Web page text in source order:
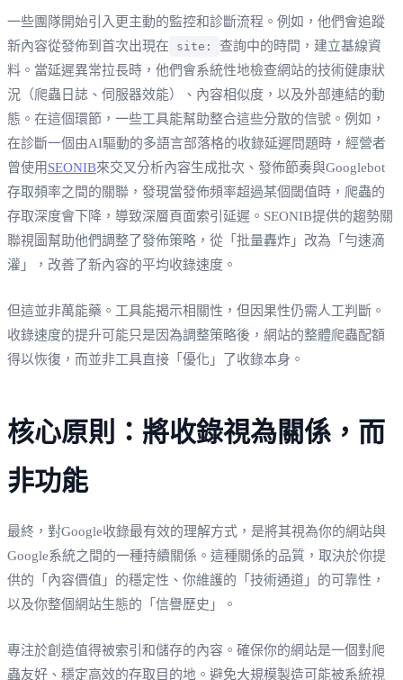
一些團隊開始引入更主動的監控和診斷流程。例如，他們會追蹤
新內容從發佈到首次出現在
site:
查詢中的時間，建立基線資
料。當延遲異常拉長時，他們會系統性地檢查網站的技術健康狀
況（爬蟲日誌、伺服器效能）、內容相似度，以及外部連結的動
態。在這個環節，一些工具能幫助整合這些分散的信號。例如，
在診斷一個由AI驅動的多語言部落格的收錄延遲問題時，經營者
曾使用SEONIB來交叉分析內容生成批次、發佈節奏與Googlebot
存取頻率之間的關聯，發現當發佈頻率超過某個閾值時，爬蟲的
存取深度會下降，導致深層頁面索引延遲。SEONIB提供的趨勢關
聯視圖幫助他們調整了發佈策略，從「批量轟炸」改為「勻速滴
灌」，改善了新內容的平均收錄速度。
但這並非萬能藥。工具能揭示相關性，但因果性仍需人工判斷。
收錄速度的提升可能只是因為調整策略後，網站的整體爬蟲配額
得以恢復，而並非工具直接「優化」了收錄本身。
核心原則：將收錄視為關係，而
非功能
最終，對Google收錄最有效的理解方式，是將其視為你的網站與
Google系統之間的一種持續關係。這種關係的品質，取決於你提
供的「內容價值」的穩定性、你維護的「技術通道」的可靠性，
以及你整個網站生態的「信譽歷史」。
專注於創造值得被索引和儲存的內容。確保你的網站是一個對爬
蟲友好、穩定高效的存取目的地。避免大規模製造可能被系統視